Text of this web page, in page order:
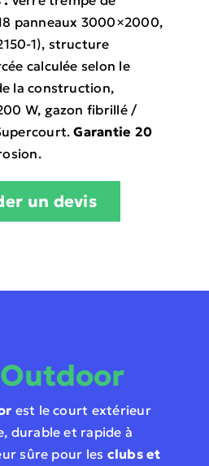
panneaux 3000×2000,
1), structure
calculée selon le
la construction,
W, gazon fibrillé /
Garantie 20
un devis
Outdoor
est le court extérieur
durable et rapide à
sûre pour les clubs et